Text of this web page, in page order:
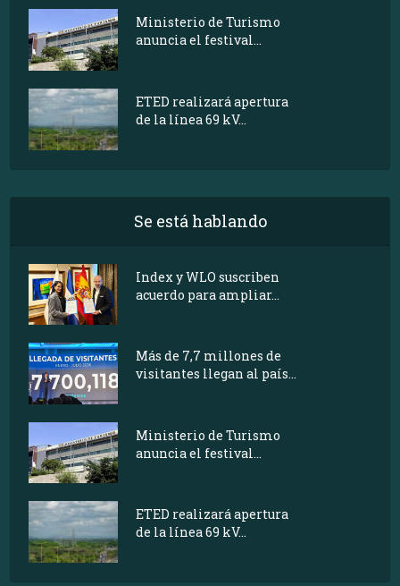
Ministerio de Turismo
anuncia el festival...
ETED realizará apertura
de la línea 69 kV...
Se está hablando
Index y WLO suscriben
acuerdo para ampliar...
Más de 7,7 millones de
visitantes llegan al país...
Ministerio de Turismo
anuncia el festival...
ETED realizará apertura
de la línea 69 kV...